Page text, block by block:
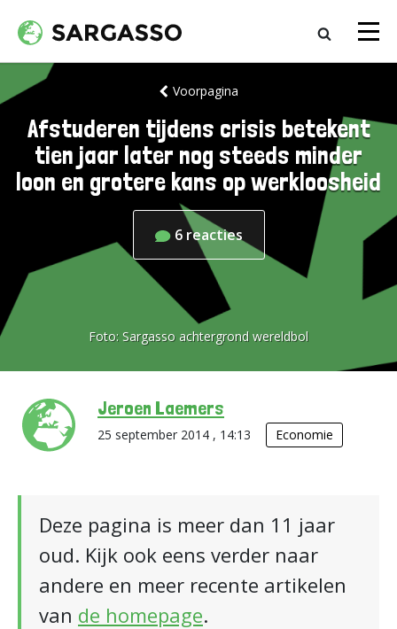
Voorpagina
Afstuderen tijdens crisis betekent
tien jaar later nog steeds minder
loon en grotere kans op werkloosheid
6 reacties
Foto: Sargasso achtergrond wereldbol
Jeroen Laemers
25 september 2014 , 14:13 Economie
Deze pagina is meer dan 11 jaar
oud. Kijk ook eens verder naar
andere en meer recente artikelen
van de homepage.